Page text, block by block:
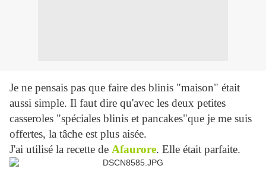
Je ne pensais pas que faire des blinis "maison" était
aussi simple. Il faut dire qu'avec les deux petites
casseroles "spéciales blinis et pancakes"que je me suis
offertes, la tâche est plus aisée.
J'ai utilisé la recette de Afaurore. Elle était parfaite.